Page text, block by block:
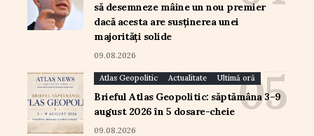
să desemneze mâine un nou premier
dacă acesta are susținerea unei
majorități solide
09.08.2026
Atlas Geopolitic Actualitate Ultimă oră
Brieful Atlas Geopolitic: săptămâna 3–9
august 2026 în 5 dosare-cheie
09.08.2026